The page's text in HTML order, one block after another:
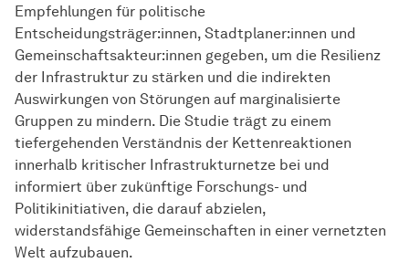
Empfehlungen für politische
Entscheidungsträger:innen, Stadtplaner:innen und
Gemeinschaftsakteur:innen gegeben, um die Resilienz
der Infrastruktur zu stärken und die indirekten
Auswirkungen von Störungen auf marginalisierte
Gruppen zu mindern. Die Studie trägt zu einem
tiefergehenden Verständnis der Kettenreaktionen
innerhalb kritischer Infrastrukturnetze bei und
informiert über zukünftige Forschungs- und
Politikinitiativen, die darauf abzielen,
widerstandsfähige Gemeinschaften in einer vernetzten
Welt aufzubauen.